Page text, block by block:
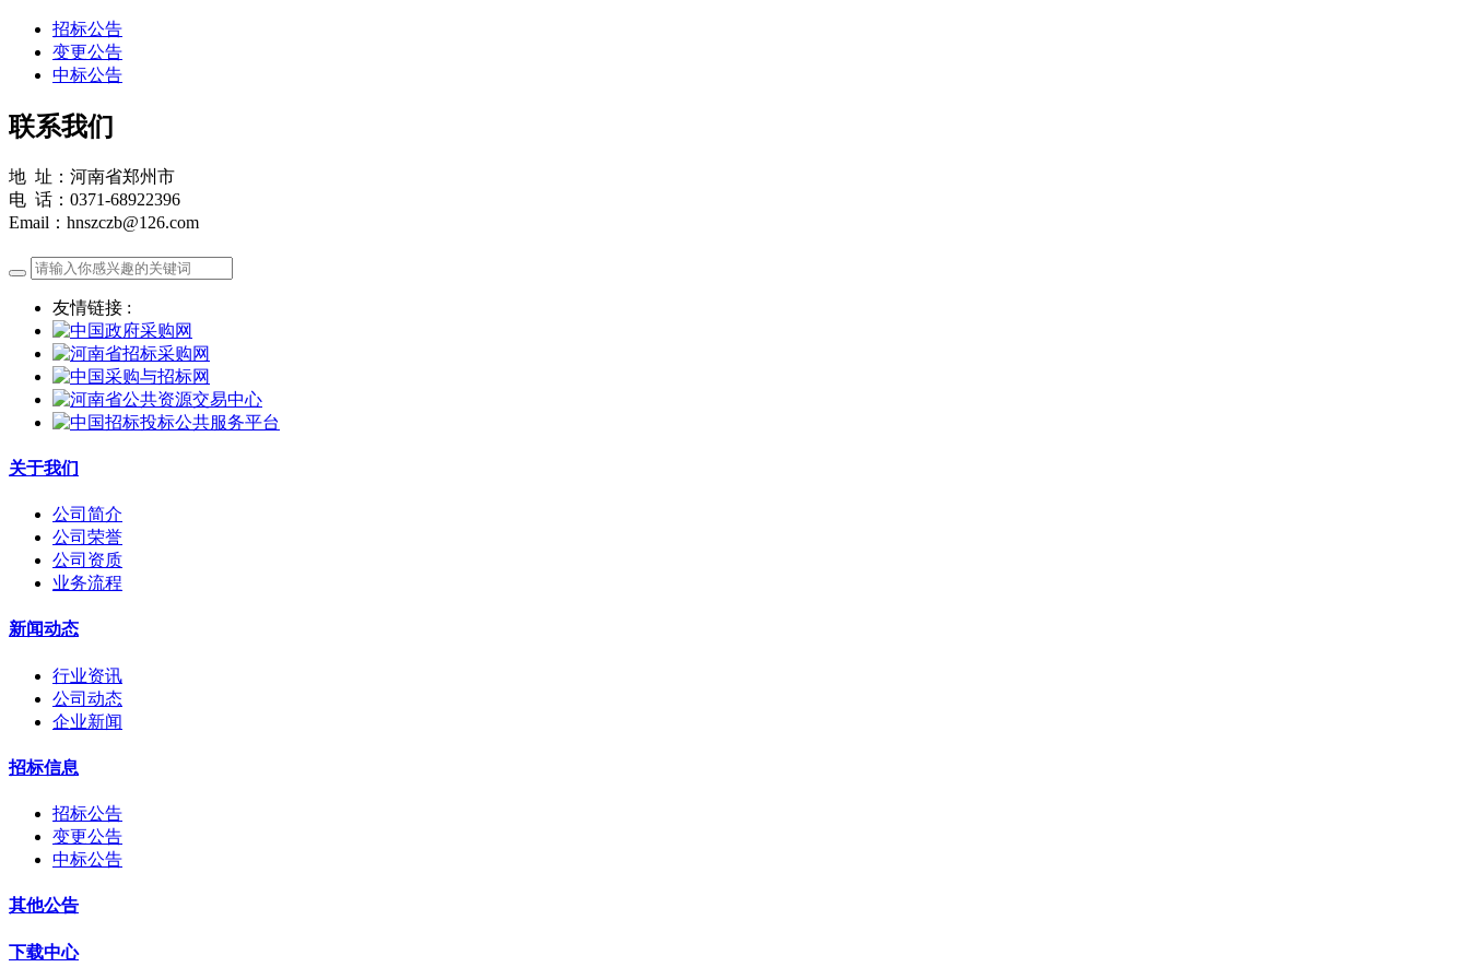
招标公告
变更公告
中标公告
联系我们
地 址：河南省郑州市
电 话：0371-68922396
Email：hnszczb@126.com
友情链接 :
关于我们
公司简介
公司荣誉
公司资质
业务流程
新闻动态
行业资讯
公司动态
企业新闻
招标信息
招标公告
变更公告
中标公告
其他公告
下载中心